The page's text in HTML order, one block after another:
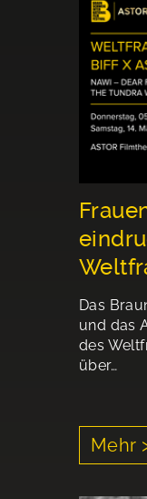
Das
und das
des
über…
Mehr